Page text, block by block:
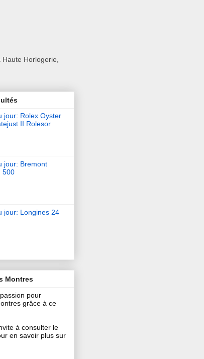
Horlogerie,
jour: Rolex Oyster
II Rolesor
jour: Bremont
500
jour: Longines 24
Montres
pour
grâce à ce
à consulter le
en savoir plus sur